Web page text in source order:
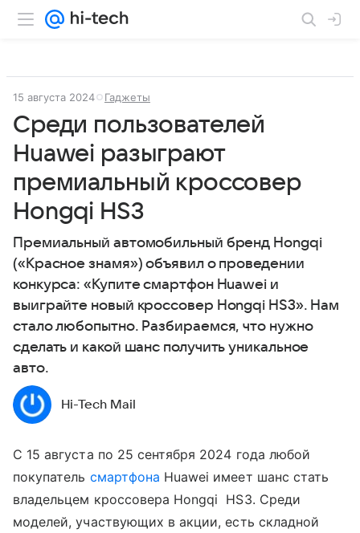
15 августа 2024 Гаджеты
Среди пользователей
Huawei разыграют
премиальный кроссовер
Hongqi HS3
Премиальный автомобильный бренд Hongqi
(«Красное знамя») объявил о проведении
конкурса: «Купите смартфон Huawei и
выиграйте новый кроссовер Hongqi HS3». Нам
стало любопытно. Разбираемся, что нужно
сделать и какой шанс получить уникальное
авто.
Hi-Tech Mail
С 15 августа по 25 сентября 2024 года любой
покупатель смартфона Huawei имеет шанс стать
владельцем кроссовера Hongqi HS3. Среди
моделей, участвующих в акции, есть складной